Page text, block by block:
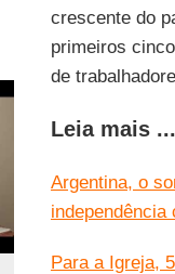
crescente do
primeiros
de
Leia mais ...
Argentina, o
Para a Igreja,